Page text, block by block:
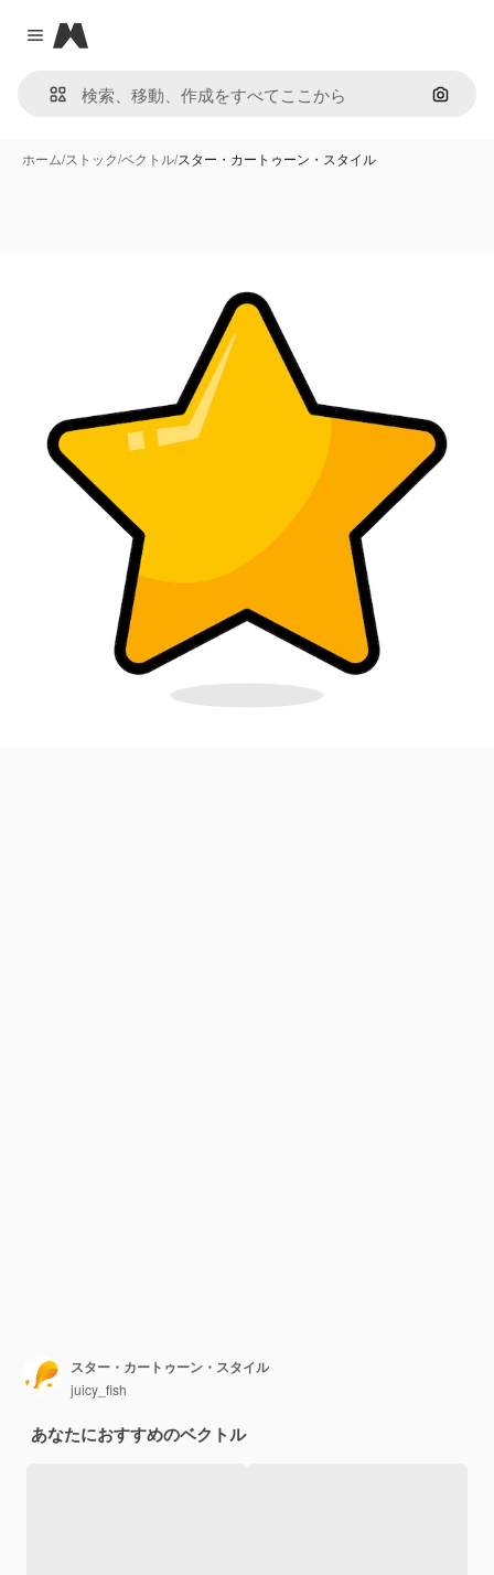
Close menu
Magnific
画像で
ホーム/ストック/ベクトル/スター・カートゥーン・スタイル
スター・カートゥーン・スタイル
juicy_fish
あなたにおすすめのベクトル